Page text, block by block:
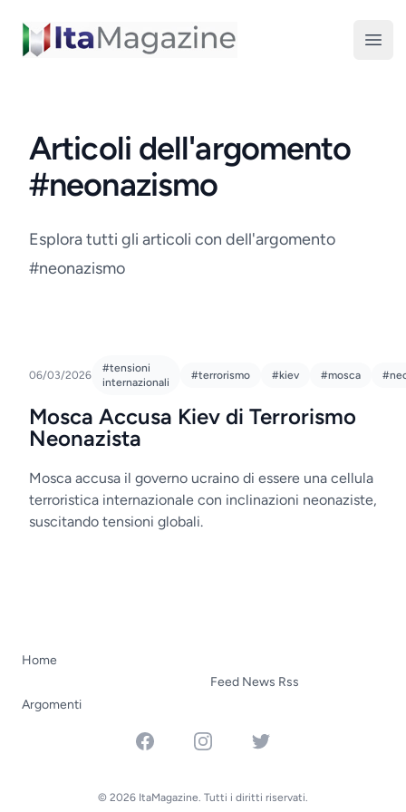
ItaMagazine
Articoli dell'argomento
#neonazismo
Esplora tutti gli articoli con dell'argomento
#neonazismo
06/03/2026
#tensioni
internazionali
#terrorismo #kiev #mosca
Mosca Accusa Kiev di Terrorismo
Neonazista
Mosca accusa il governo ucraino di essere una cellula
terroristica internazionale con inclinazioni neonaziste,
suscitando tensioni globali.
Home
Argomenti
Feed News Rss
FacebookInstagramTwitter
© 2026 ItaMagazine. Tutti i diritti riservati.